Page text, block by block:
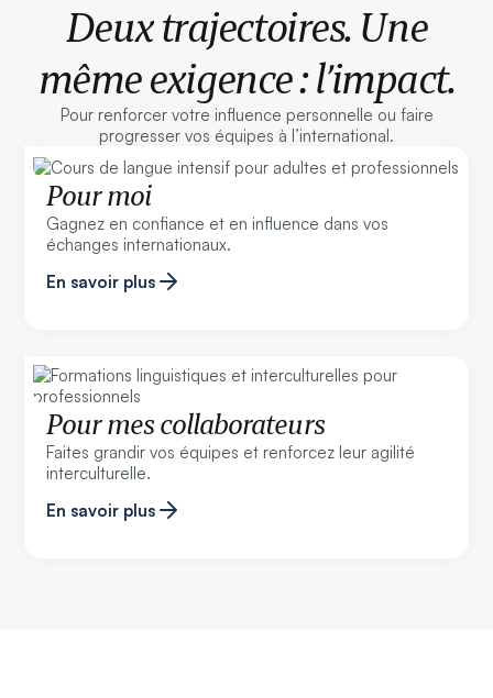
Deux trajectoires. Une
même exigence : l’impact.
Pour renforcer votre influence personnelle ou faire
progresser vos équipes à l’international.
Pour moi
Gagnez en confiance et en influence dans vos
échanges internationaux.
En savoir plus
Pour mes collaborateurs
Faites grandir vos équipes et renforcez leur agilité
interculturelle.
En savoir plus